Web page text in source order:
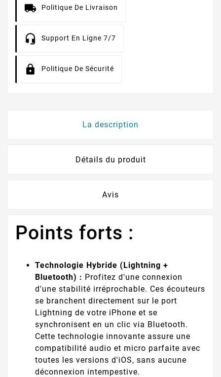
Politique De Livraison
Support En Ligne 7/7
Politique De Sécurité
La description
Détails du produit
Avis
Points forts :
Technologie Hybride (Lightning +
Bluetooth) : Profitez d'une connexion
d'une stabilité irréprochable. Ces écouteurs
se branchent directement sur le port
Lightning de votre iPhone et se
synchronisent en un clic via Bluetooth.
Cette technologie innovante assure une
compatibilité audio et micro parfaite avec
toutes les versions d'iOS, sans aucune
déconnexion intempestive.